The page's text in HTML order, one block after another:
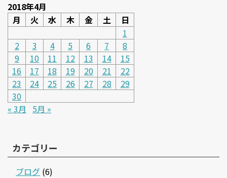
2018年4月
月
火 水 木 金 土
日
1
2
3 4 5 6 7
8
9
10 11 12 13 14
15
16
17 18 19 20 21
22
23
24 25 26 27 28
29
30
« 3月
5月 »
カテゴリー
ブログ (6)